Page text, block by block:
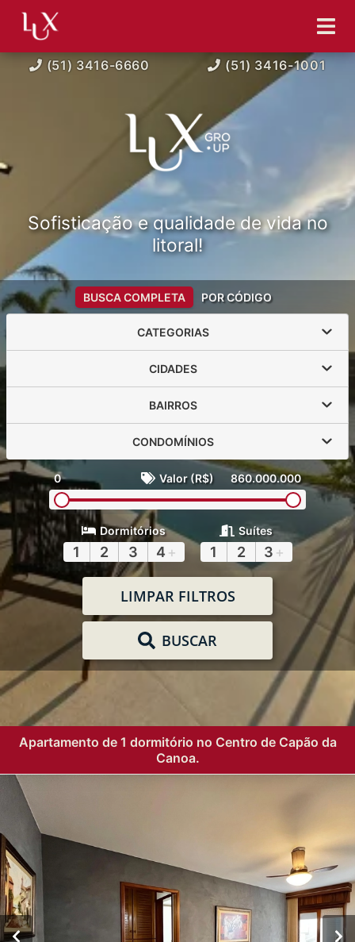
(51) 3416-6660 (51) 3416-1001
Sofisticação e qualidade de vida no
litoral!
BUSCA COMPLETA POR CÓDIGO
CATEGORIAS
CIDADES
BAIRROS
CONDOMÍNIOS
0 Valor (R$) 860.000.000
Dormitórios
1 2 3 4 +
Suítes
1 2 3 +
LIMPAR FILTROS
BUSCAR
Apartamento de 1 dormitório no Centro de Capão da
Canoa.